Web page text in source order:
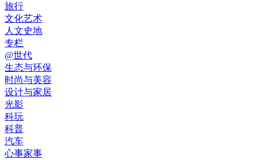
旅行
文化艺术
人文史地
专栏
@世代
生态与环保
时尚与美容
设计与家居
光影
科玩
科普
汽车
心事家事